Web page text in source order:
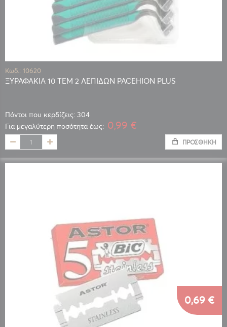
Κωδ.: 10620
ΞΥΡΑΦΑΚΙΑ 10 ΤΕΜ 2 ΛΕΠΙΔΩΝ PACEHION PLUS
Πόντοι που κερδίζεις: 304
Για μεγαλύτερη ποσότητα έως: 0,99 €
ΠΡΟΣΘΉΚΗ
0,69 €